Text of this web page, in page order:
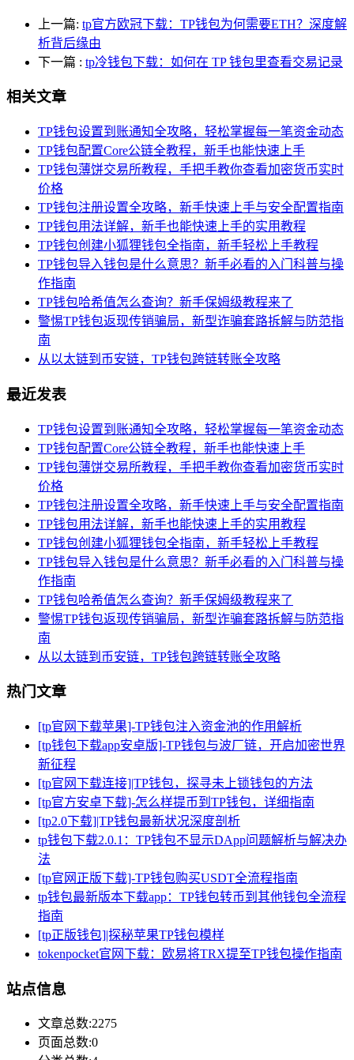
上一篇: tp官方欧冠下载：TP钱包为何需要ETH？深度解
析背后缘由
下一篇 : tp冷钱包下载：如何在 TP 钱包里查看交易记录
相关文章
TP钱包设置到账通知全攻略，轻松掌握每一笔资金动态
TP钱包配置Core公链全教程，新手也能快速上手
TP钱包薄饼交易所教程，手把手教你查看加密货币实时
价格
TP钱包注册设置全攻略，新手快速上手与安全配置指南
TP钱包用法详解，新手也能快速上手的实用教程
TP钱包创建小狐狸钱包全指南，新手轻松上手教程
TP钱包导入钱包是什么意思？新手必看的入门科普与操
作指南
TP钱包哈希值怎么查询？新手保姆级教程来了
警惕TP钱包返现传销骗局，新型诈骗套路拆解与防范指
南
从以太链到币安链，TP钱包跨链转账全攻略
最近发表
TP钱包设置到账通知全攻略，轻松掌握每一笔资金动态
TP钱包配置Core公链全教程，新手也能快速上手
TP钱包薄饼交易所教程，手把手教你查看加密货币实时
价格
TP钱包注册设置全攻略，新手快速上手与安全配置指南
TP钱包用法详解，新手也能快速上手的实用教程
TP钱包创建小狐狸钱包全指南，新手轻松上手教程
TP钱包导入钱包是什么意思？新手必看的入门科普与操
作指南
TP钱包哈希值怎么查询？新手保姆级教程来了
警惕TP钱包返现传销骗局，新型诈骗套路拆解与防范指
南
从以太链到币安链，TP钱包跨链转账全攻略
热门文章
[tp官网下载苹果]-TP钱包注入资金池的作用解析
[tp钱包下载app安卓版]-TP钱包与波厂链，开启加密世界
新征程
[tp官网下载连接]|TP钱包，探寻未上锁钱包的方法
[tp官方安卓下载]-怎么样提币到TP钱包，详细指南
[tp2.0下载]|TP钱包最新状况深度剖析
tp钱包下载2.0.1：TP钱包不显示DApp问题解析与解决办
法
[tp官网正版下载]-TP钱包购买USDT全流程指南
tp钱包最新版本下载app：TP钱包转币到其他钱包全流程
指南
[tp正版钱包]|探秘苹果TP钱包模样
tokenpocket官网下载：欧易将TRX提至TP钱包操作指南
站点信息
文章总数:2275
页面总数:0